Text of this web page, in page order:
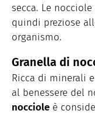
secca. Le nocciole
quindi preziose
organismo.
Granella di
Ricca di minerali
al benessere del
nocciole è